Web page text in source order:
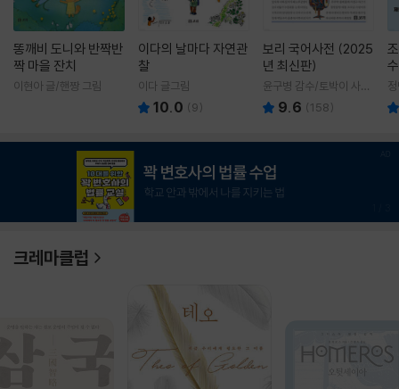
똥깨비 도니와 반짝반
짝 마을 잔치
이현아 글/핸짱 그림
이다의 날마다 자연관
찰
이다 글그림
10.0 (9)
보리 국어사전 (2025
년 최신판)
윤구병 감수/토박이 사전
편찬실 편
9.6 (158)
크레마클럽